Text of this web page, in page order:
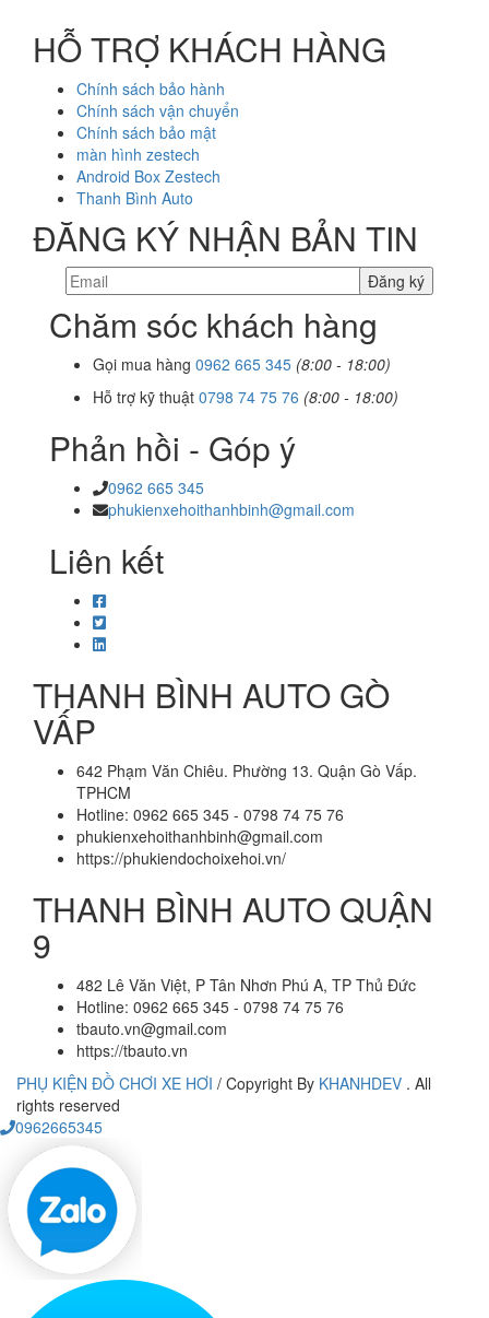
HỖ TRỢ KHÁCH HÀNG
Chính sách bảo hành
Chính sách vận chuyển
Chính sách bảo mật
màn hình zestech
Android Box Zestech
Thanh Bình Auto
ĐĂNG KÝ NHẬN BẢN TIN
Chăm sóc khách hàng
Gọi mua hàng 0962 665 345 (8:00 - 18:00)
Hỗ trợ kỹ thuật 0798 74 75 76 (8:00 - 18:00)
Phản hồi - Góp ý
0962 665 345
phukienxehoithanhbinh@gmail.com
Liên kết
THANH BÌNH AUTO GÒ
VẤP
642 Phạm Văn Chiêu. Phường 13. Quận Gò Vấp.
TPHCM
Hotline: 0962 665 345 - 0798 74 75 76
phukienxehoithanhbinh@gmail.com
https://phukiendochoixehoi.vn/
THANH BÌNH AUTO QUẬN
9
482 Lê Văn Việt, P Tân Nhơn Phú A, TP Thủ Đức
Hotline: 0962 665 345 - 0798 74 75 76
tbauto.vn@gmail.com
https://tbauto.vn
PHỤ KIỆN ĐỒ CHƠI XE HƠI / Copyright By KHANHDEV . All
rights reserved
0962665345